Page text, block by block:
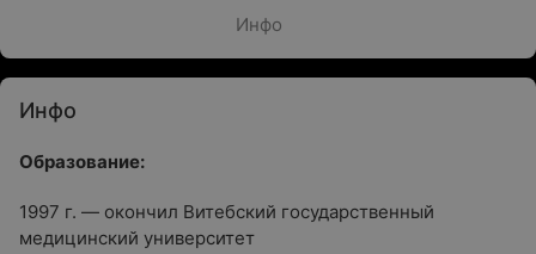
Инфо
Инфо
Образование:
1997 г. — окончил Витебский государственный
медицинский университет